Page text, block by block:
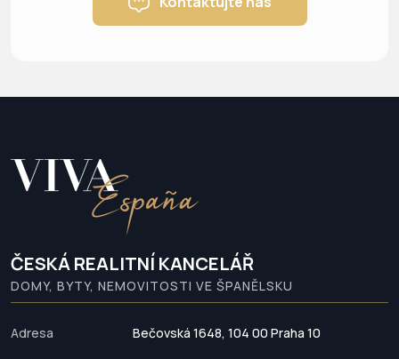
ČESKÁ REALITNÍ KANCELÁŘ
DOMY, BYTY, NEMOVITOSTI VE ŠPANĚLSKU
Adresa Bečovská 1648, 104 00 Praha 10